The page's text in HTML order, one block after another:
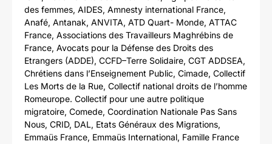
des femmes, AIDES, Amnesty international France,
Anafé, Antanak, ANVITA, ATD Quart- Monde, ATTAC
France, Associations des Travailleurs Maghrébins de
France, Avocats pour la Défense des Droits des
Etrangers (ADDE), CCFD–Terre Solidaire, CGT ADDSEA,
Chrétiens dans l’Enseignement Public, Cimade, Collectif
Les Morts de la Rue, Collectif national droits de l’homme
Romeurope. Collectif pour une autre politique
migratoire, Comede, Coordination Nationale Pas Sans
Nous, CRID, DAL, Etats Généraux des Migrations,
Emmaüs France, Emmaüs International, Famille France